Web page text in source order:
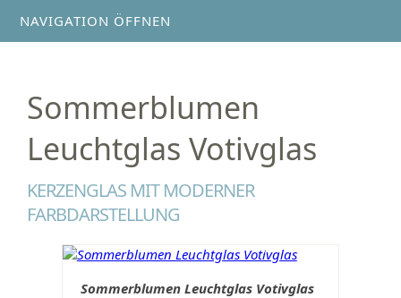
NAVIGATION ÖFFNEN
Sommerblumen
Leuchtglas Votivglas
KERZENGLAS MIT MODERNER
FARBDARSTELLUNG
Sommerblumen Leuchtglas Votivglas